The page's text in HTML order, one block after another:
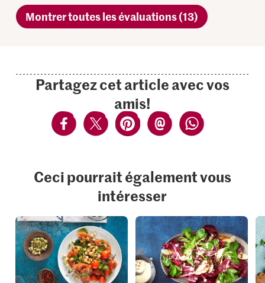
Montrer toutes les évaluations (13)
Partagez cet article avec vos
amis!
Ceci pourrait également vous
intéresser